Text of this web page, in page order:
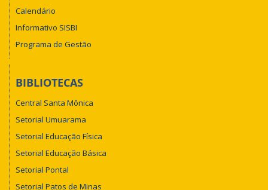
Calendário
Informativo SISBI
Programa de Gestão
BIBLIOTECAS
Central Santa Mônica
Setorial Umuarama
Setorial Educação Física
Setorial Educação Básica
Setorial Pontal
Setorial Patos de Minas